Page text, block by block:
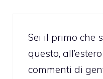
Sei il primo che
questo,
commenti di